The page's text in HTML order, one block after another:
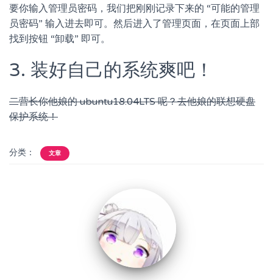
要你输入管理员密码，我们把刚刚记录下来的 “可能的管理
员密码” 输入进去即可。然后进入了管理页面，在页面上部
找到按钮 “卸载” 即可。
3. 装好自己的系统爽吧！
二营长你他娘的 ubuntu18.04LTS 呢？去他娘的联想硬盘
保护系统！
分类： 文章